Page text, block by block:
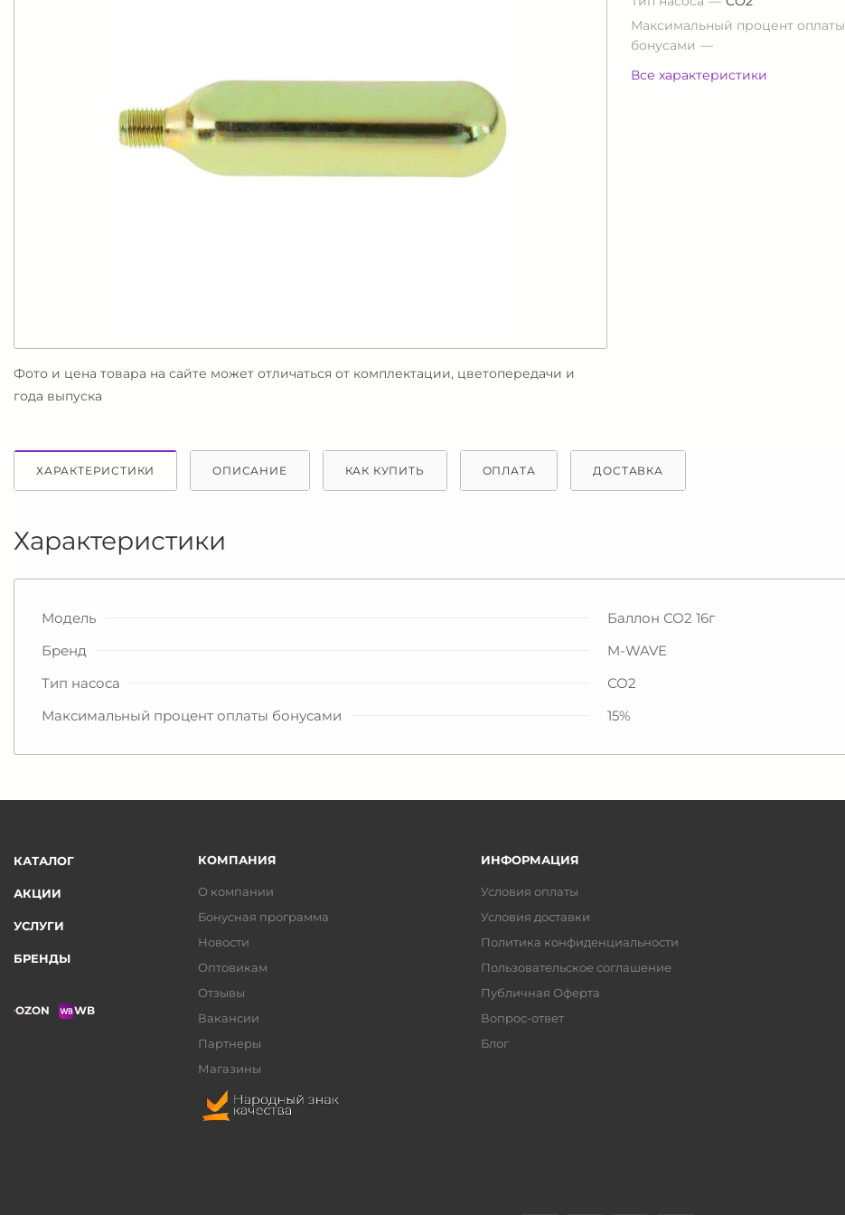
Фото и цена товара на сайте может отличаться от комплектации, цветопередачи и
года выпуска
Максимальный процент оплаты
бонусами
Все характеристики
ХАРАКТЕРИСТИКИ ОПИСАНИЕ КАК КУПИТЬ ОПЛАТА ДОСТАВКА
Характеристики
Модель
Баллон СО2 16г
Бренд
M-WAVE
Тип насоса
СО2
Максимальный процент оплаты бонусами
15%
КАТАЛОГ
АКЦИИ
УСЛУГИ
БРЕНДЫ
OZON WB
КОМПАНИЯ
О компании
Бонусная программа
Новости
Оптовикам
Отзывы
Вакансии
Партнеры
Магазины
ИНФОРМАЦИЯ
Условия оплаты
Условия доставки
Политика конфиденциальности
Пользовательское соглашение
Публичная Оферта
Вопрос-ответ
Блог